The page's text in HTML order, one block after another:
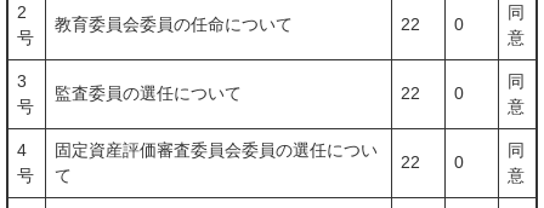
2
号
教育委員会委員の任命について 22 0
同
意
3
号
監査委員の選任について 22 0
同
意
4
号
固定資産評価審査委員会委員の選任につい
て
22 0
同
意